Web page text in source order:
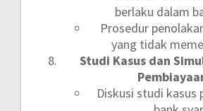
berlaku dalam
Prosedur
yang tidak
Studi Kasus dan
Diskusi studi kasus